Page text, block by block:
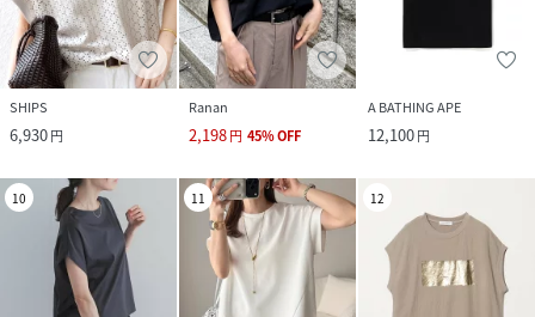
SHIPS
6,930円
Ranan
2,198円 45%OFF
A BATHING APE
12,100円
10 11 12